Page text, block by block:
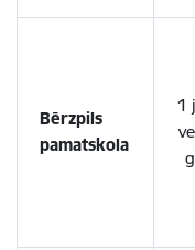
Bērzpils
pamatskola
1